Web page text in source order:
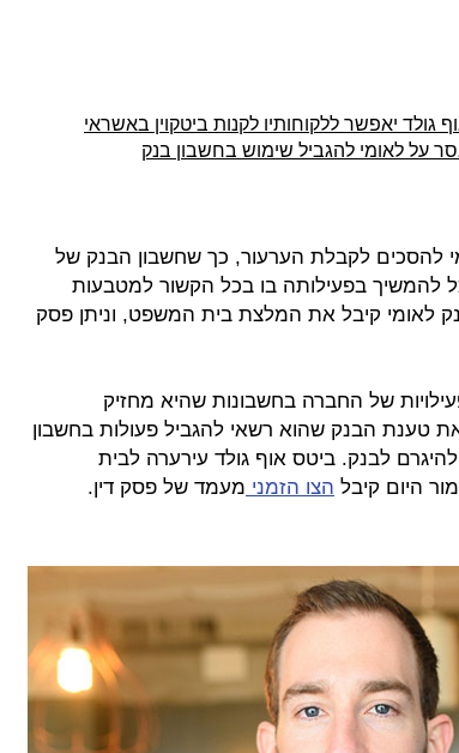
יאפשר ללקוחותיו לקנות ביטקוין באשראי
על לאומי להגביל שימוש בחשבון בנק
להסכים לקבלת הערעור, כך שחשבון הבנק של
להמשיך בפעילותה בו בכל הקשור למטבעות
לאומי קיבל את המלצת בית המשפט, וניתן פסק
פעילויות של החברה בחשבונות שהיא מחזיק
טענת הבנק שהוא רשאי להגביל פעולות בחשבון
לבנק. ביטס אוף גולד עירערה לבית
היום קיבל הצו הזמני מעמד של פסק דין.